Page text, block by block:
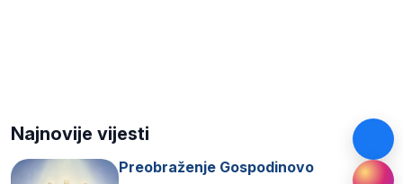
Najnovije vijesti
Preobraženje Gospodinovo